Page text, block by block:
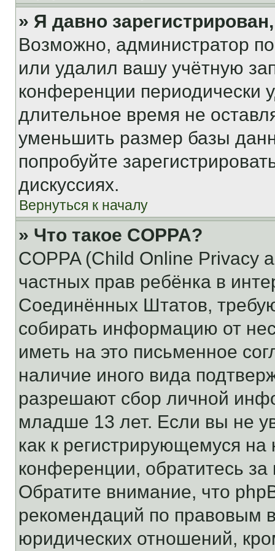
» Я давно
Возможно, администратор
или удалил вашу учётную
конференции периодически
длительное время не
уменьшить размер базы
попробуйте
дискуссиях.
Вернуться к началу
» Что такое COPPA?
COPPA (Child Online Privacy
частных прав ребёнка в
Соединённых Штатов,
собирать информацию от
иметь на это письменное
наличие иного вида
разрешают сбор личной
младше 13 лет. Если вы не
как к регистрирующемуся
конференции, обратитесь
Обратите внимание, что
рекомендаций по правовым
юридических отношений,